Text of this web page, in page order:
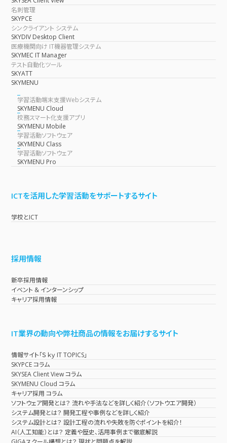
名刺管理
SKYPCE
シンクライアント システム
SKYDIV Desktop Client
医療機関向け IT機器管理システム
SKYMEC IT Manager
テスト自動化ツール
SKYATT
SKYMENU
学習活動端末支援Webシステム
SKYMENU Cloud
校務スマート化支援アプリ
SKYMENU Mobile
学習活動ソフトウェア
SKYMENU Class
学習活動ソフトウェア
SKYMENU Pro
ICTを活用した学習活動をサポートするサイト
学校とICT
採用情報
新卒採用情報
イベント & インターンシップ
キャリア採用情報
IT業界の動向や弊社商品の情報をお届けするサイト
情報サイト「Ｓｋｙ IT TOPICS」
SKYPCE コラム
SKYSEA Client View コラム
SKYMENU Cloud コラム
キャリア採用 コラム
ソフトウェア開発とは？ 流れや手法などを詳しく紹介（ソフトウエア開発）
システム開発とは？ 開発工程や事例などを詳しく紹介
システム設計とは？ 設計工程の流れや失敗を防ぐポイントを紹介！
AI（人工知能）とは？ 定義や歴史、活用事例まで徹底解説